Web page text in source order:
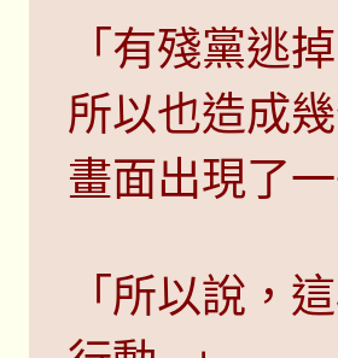
「有殘黨逃
所以也造成
畫面出現了
「所以說，